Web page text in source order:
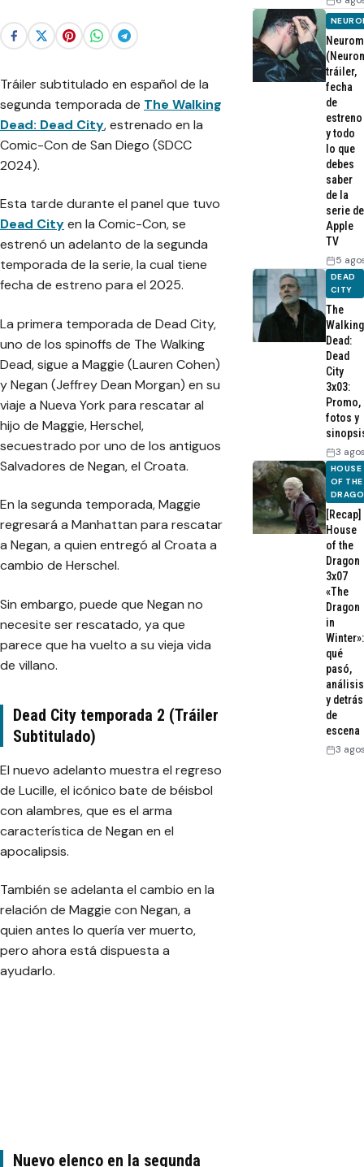
Tráiler subtitulado en español de la
segunda temporada de The Walking
Dead: Dead City, estrenado en la
Comic-Con de San Diego (SDCC
2024).
Esta tarde durante el panel que tuvo
Dead Cityen la Comic-Con, se
estrenó un adelanto de la segunda
temporada de la serie, la cual tiene
fecha de estreno para el 2025.
La primera temporada de Dead City,
uno de los spinoffs de The Walking
Dead, sigue a Maggie (Lauren Cohen)
y Negan (Jeffrey Dean Morgan) en su
viaje a Nueva York para rescatar al
hijo de Maggie, Herschel,
secuestrado por uno de los antiguos
Salvadores de Negan, el Croata.
En la segunda temporada, Maggie
regresará a Manhattan para rescatar
a Negan, a quien entregó al Croata a
cambio de Herschel.
Sin embargo, puede que Negan no
necesite ser rescatado, ya que
parece que ha vuelto a su vieja vida
de villano.
Dead City temporada 2 (Tráiler
Subtitulado)
El nuevo adelanto muestra el regreso
de Lucille, el icónico bate de béisbol
con alambres, que es el arma
característica de Negan en el
apocalipsis.
También se adelanta el cambio en la
relación de Maggie con Negan, a
quien antes lo quería ver muerto,
pero ahora está dispuesta a
ayudarlo.
Nuevo elenco en la segunda
tráiler,
fecha
de
estreno
y todo
lo que
debes
saber
de la
serie de
Apple
TV
5
DEAD
CITY
The
Walking
Dead:
Dead
City
3x03:
Promo,
fotos y
3
HOUSE
OF THE
[Recap]
House
of the
Dragon
3x07
«The
Dragon
in
Winter»:
qué
pasó,
análisis
y detrás
de
escena
3